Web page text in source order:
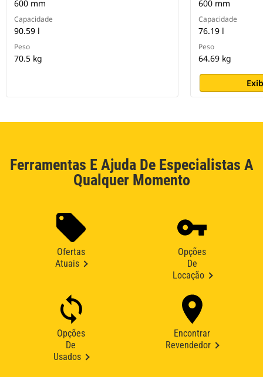
600 mm
Capacidade
90.59 l
Peso
70.5 kg
600 mm
Capacidade
76.19 l
Peso
64.69 kg
Ferramentas E Ajuda De Especialistas A
Qualquer Momento
Ofertas
Atuais
Opções
De
Locação
Opções
De
Usados
Encontrar
Revendedor